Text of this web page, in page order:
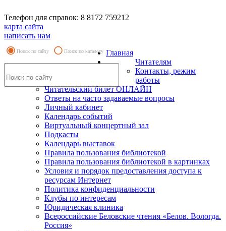
Телефон для справок: 8 8172 759212
карта сайта
написать нам
Поиск по сайту Поиск по каталогу Главная
Читателям
Контакты, режим
работы
Читательский билет ОНЛАЙН
Ответы на часто задаваемые вопросы
Личный кабинет
Календарь событий
Виртуальный концертный зал
Подкасты
Календарь выставок
Правила пользования библиотекой
Правила пользования библиотекой в картинках
Условия и порядок предоставления доступа к
ресурсам Интернет
Политика конфиденциальности
Клубы по интересам
Юридическая клиника
Всероссийские Беловские чтения «Белов. Вологда.
Россия»